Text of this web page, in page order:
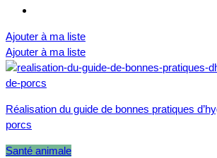
Ajouter à ma liste
Ajouter à ma liste
Réalisation du guide de bonnes pratiques
porcs
Santé animale